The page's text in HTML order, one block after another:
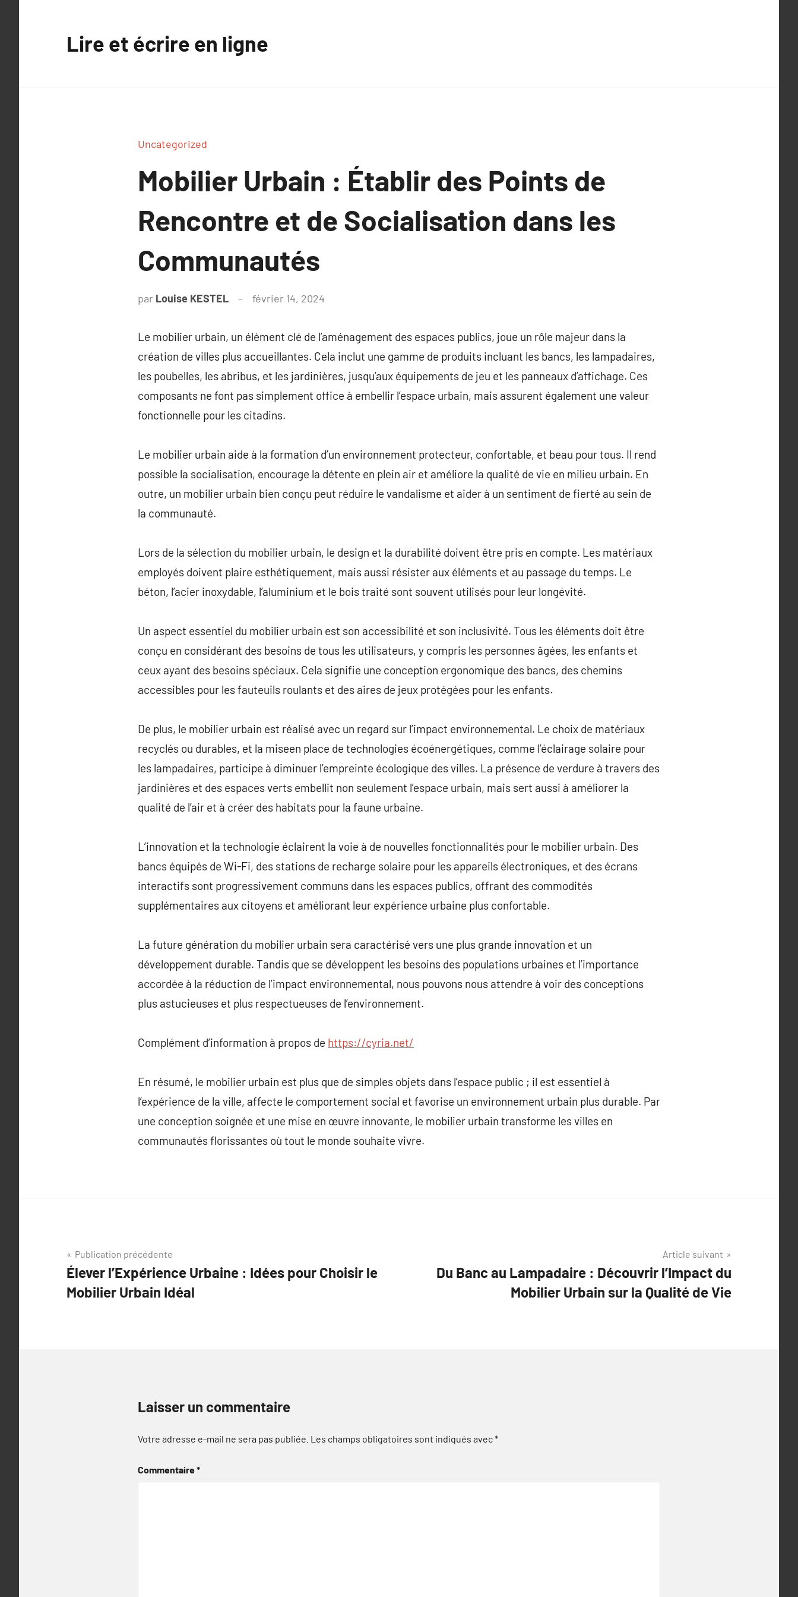
Lire et écrire en ligne
Uncategorized
Mobilier Urbain : Établir des Points de
Rencontre et de Socialisation dans les
Communautés
par Louise KESTEL février 14, 2024
Le mobilier urbain, un élément clé de l’aménagement des espaces publics, joue un rôle majeur dans la
création de villes plus accueillantes. Cela inclut une gamme de produits incluant les bancs, les lampadaires,
les poubelles, les abribus, et les jardinières, jusqu’aux équipements de jeu et les panneaux d’affichage. Ces
composants ne font pas simplement office à embellir l’espace urbain, mais assurent également une valeur
fonctionnelle pour les citadins.
Le mobilier urbain aide à la formation d’un environnement protecteur, confortable, et beau pour tous. Il rend
possible la socialisation, encourage la détente en plein air et améliore la qualité de vie en milieu urbain. En
outre, un mobilier urbain bien conçu peut réduire le vandalisme et aider à un sentiment de fierté au sein de
la communauté.
Lors de la sélection du mobilier urbain, le design et la durabilité doivent être pris en compte. Les matériaux
employés doivent plaire esthétiquement, mais aussi résister aux éléments et au passage du temps. Le
béton, l’acier inoxydable, l’aluminium et le bois traité sont souvent utilisés pour leur longévité.
Un aspect essentiel du mobilier urbain est son accessibilité et son inclusivité. Tous les éléments doit être
conçu en considérant des besoins de tous les utilisateurs, y compris les personnes âgées, les enfants et
ceux ayant des besoins spéciaux. Cela signifie une conception ergonomique des bancs, des chemins
accessibles pour les fauteuils roulants et des aires de jeux protégées pour les enfants.
De plus, le mobilier urbain est réalisé avec un regard sur l’impact environnemental. Le choix de matériaux
recyclés ou durables, et la miseen place de technologies écoénergétiques, comme l’éclairage solaire pour
les lampadaires, participe à diminuer l’empreinte écologique des villes. La présence de verdure à travers des
jardinières et des espaces verts embellit non seulement l’espace urbain, mais sert aussi à améliorer la
qualité de l’air et à créer des habitats pour la faune urbaine.
L’innovation et la technologie éclairent la voie à de nouvelles fonctionnalités pour le mobilier urbain. Des
bancs équipés de Wi-Fi, des stations de recharge solaire pour les appareils électroniques, et des écrans
interactifs sont progressivement communs dans les espaces publics, offrant des commodités
supplémentaires aux citoyens et améliorant leur expérience urbaine plus confortable.
La future génération du mobilier urbain sera caractérisé vers une plus grande innovation et un
développement durable. Tandis que se développent les besoins des populations urbaines et l’importance
accordée à la réduction de l’impact environnemental, nous pouvons nous attendre à voir des conceptions
plus astucieuses et plus respectueuses de l’environnement.
Complément d’information à propos de https://cyria.net/
En résumé, le mobilier urbain est plus que de simples objets dans l’espace public ; il est essentiel à
l’expérience de la ville, affecte le comportement social et favorise un environnement urbain plus durable. Par
une conception soignée et une mise en œuvre innovante, le mobilier urbain transforme les villes en
communautés florissantes où tout le monde souhaite vivre.
Navigation
de
l’article
Publication précédente
Élever l’Expérience Urbaine : Idées pour Choisir le
Mobilier Urbain Idéal
Article suivant
Du Banc au Lampadaire : Découvrir l’Impact du
Mobilier Urbain sur la Qualité de Vie
Laisser un commentaire
Votre adresse e-mail ne sera pas publiée. Les champs obligatoires sont indiqués avec*
Commentaire*